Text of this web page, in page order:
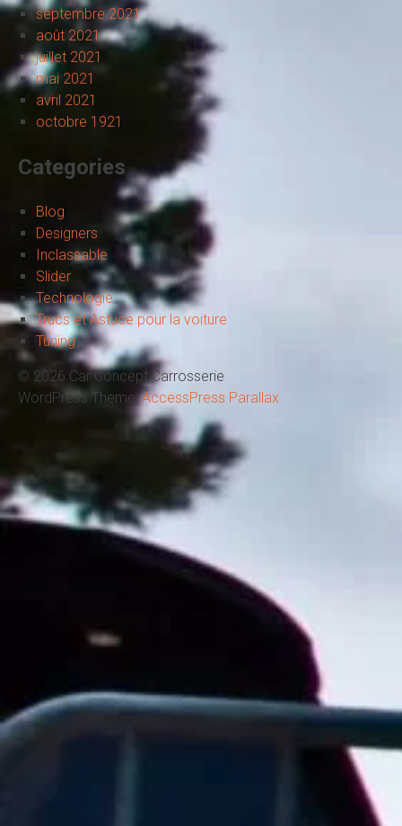
septembre 2021
août 2021
juillet 2021
mai 2021
avril 2021
octobre 1921
Categories
Blog
Designers
Inclassable
Slider
Technologie
Trucs et Astuce pour la voiture
Tuning
© 2026 Car Concept Carrosserie
WordPress Theme:AccessPress Parallax